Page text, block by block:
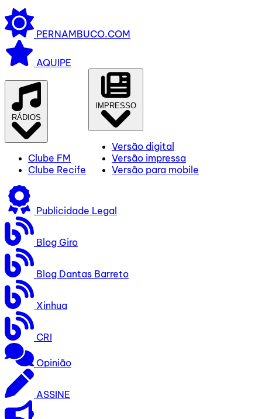
PERNAMBUCO.COM
AQUIPE
RÁDIOS
Clube FM
Clube Recife
IMPRESSO
Versão digital
Versão impressa
Versão para mobile
Publicidade Legal
Blog Giro
Blog Dantas Barreto
Xinhua
CRI
Opinião
ASSINE